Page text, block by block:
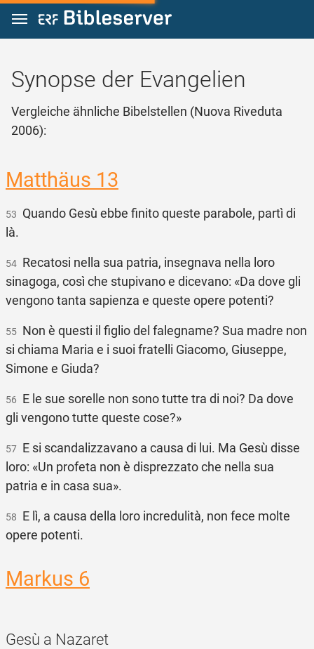
Zum Inhalt springen
Synopse der Evangelien
Vergleiche ähnliche Bibelstellen (Nuova Riveduta
2006):
Matthäus 13
53 Quando Gesù ebbe finito queste parabole, partì di
là.
54 Recatosi nella sua patria, insegnava nella loro
sinagoga, così che stupivano e dicevano: «Da dove gli
vengono tanta sapienza e queste opere potenti?
55 Non è questi il figlio del falegname? Sua madre non
si chiama Maria e i suoi fratelli Giacomo, Giuseppe,
Simone e Giuda?
56 E le sue sorelle non sono tutte tra di noi? Da dove
gli vengono tutte queste cose?»
57 E si scandalizzavano a causa di lui. Ma Gesù disse
loro: «Un profeta non è disprezzato che nella sua
patria e in casa sua».
58 E lì, a causa della loro incredulità, non fece molte
opere potenti.
Markus 6
Gesù a Nazaret